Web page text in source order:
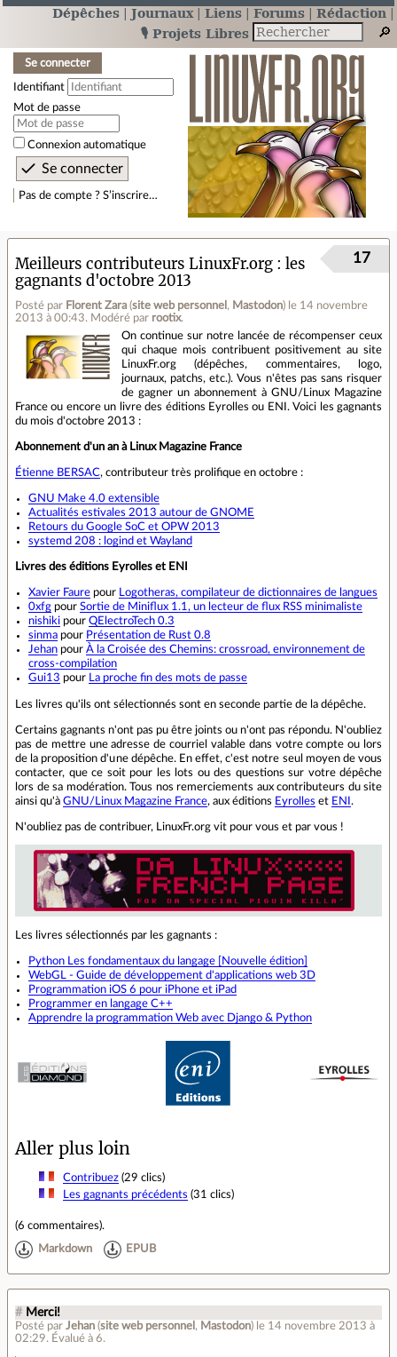
Dépêches Journaux Liens Forums
Rédaction
🎙️ Projets Libres
Se connecter
Identifiant
Mot de passe
Connexion automatique
Pas de compte ? S’inscrire…
Meilleurs contributeurs LinuxFr.org : les
gagnants d'octobre 2013
Posté par Florent Zara (site web personnel , Mastodon) le 14 novembre
2013 à 00:43. Modéré par rootix.
17
On continue sur notre lancée de récompenser ceux
qui chaque mois contribuent positivement au site
LinuxFr.org (dépêches, commentaires, logo,
journaux, patchs, etc.). Vous n'êtes pas sans risquer
de gagner un abonnement à GNU/Linux Magazine
France ou encore un livre des éditions Eyrolles ou ENI. Voici les gagnants
du mois d'octobre 2013 :
Abonnement d'un an à Linux Magazine France
Étienne BERSAC, contributeur très prolifique en octobre :
GNU Make 4.0 extensible
Actualités estivales 2013 autour de GNOME
Retours du Google SoC et OPW 2013
systemd 208 : logind et Wayland
Livres des éditions Eyrolles et ENI
Xavier Faure pour
Logotheras, compilateur de dictionnaires de langues
0xfg pour Sortie de Miniflux 1.1, un lecteur de flux RSS minimaliste
nishiki pour QElectroTech 0.3
sinma pour Présentation de Rust 0.8
Jehan pour À la Croisée des Chemins: crossroad, environnement de
cross-compilation
Gui13 pour La proche fin des mots de passe
Les livres qu'ils ont sélectionnés sont en seconde partie de la dépêche.
Certains gagnants n'ont pas pu être joints ou n'ont pas répondu. N'oubliez
pas de mettre une adresse de courriel valable dans votre compte ou lors
de la proposition d'une dépêche. En effet, c'est notre seul moyen de vous
contacter, que ce soit pour les lots ou des questions sur votre dépêche
lors de sa modération. Tous nos remerciements aux contributeurs du site
ainsi qu'à GNU/Linux Magazine France, aux éditions Eyrolles et ENI .
N'oubliez pas de contribuer, LinuxFr.org vit pour vous et par vous !
Les livres sélectionnés par les gagnants :
Python Les fondamentaux du langage [Nouvelle édition]
WebGL - Guide de développement d'applications web 3D
Programmation iOS 6 pour iPhone et iPad
Programmer en langage C++
Apprendre la programmation Web avec Django & Python
Aller plus loin
Contribuez(29 clics)
Les gagnants précédents (31 clics)
(6 commentaires).
Markdown EPUB
# Merci!
Posté par Jehan (site web personnel , Mastodon) le 14 novembre 2013 à
02:29. Évalué à 6.